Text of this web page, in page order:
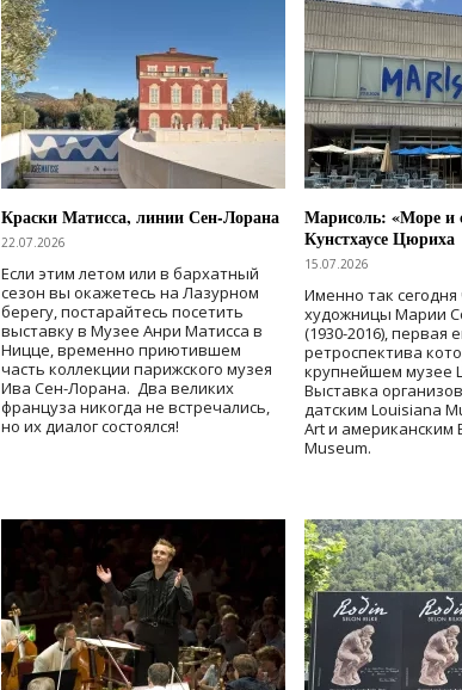
Краски Матисса, линии Сен-Лорана
22.07.2026
Если этим летом или в бархатный
сезон вы окажетесь на Лазурном
берегу, постарайтесь посетить
выставку в Музее Анри Матисса в
Ницце, временно приютившем
часть коллекции парижского музея
Ива Сен-Лорана. Два великих
француза никогда не встречались,
но их диалог состоялся!
Марисоль: «Море и
Кунстхаусе Цюриха
15.07.2026
Именно так сегодня
художницы Марии
(1930-2016), первая
ретроспектива
крупнейшем музее
Выставка
датским Louisiana
Art и американским
Museum.